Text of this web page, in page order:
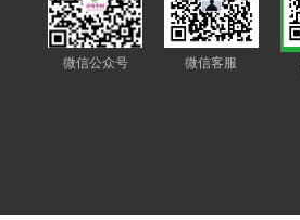
微信公众号 微信客服